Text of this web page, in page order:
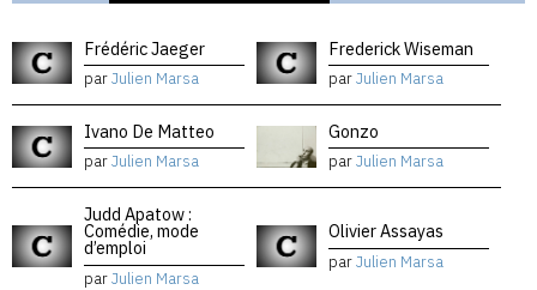
Frédéric Jaeger
parJulien Marsa
Frederick Wiseman
parJulien Marsa
Ivano De Matteo
parJulien Marsa
Gonzo
parJulien Marsa
Judd Apatow :
Comédie, mode
d’emploi
parJulien Marsa
Olivier Assayas
parJulien Marsa